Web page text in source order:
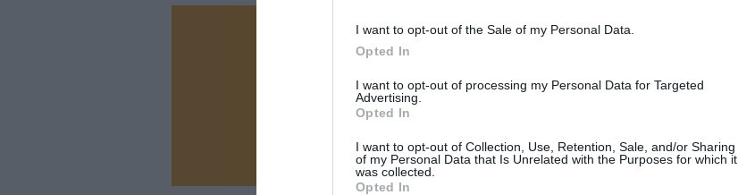
I want to opt-out of the Sale of my Personal Data.
Opted In
I want to opt-out of processing my Personal Data for Targeted
Advertising.
Opted In
I want to opt-out of Collection, Use, Retention, Sale, and/or Sharing
of my Personal Data that Is Unrelated with the Purposes for which it
was collected.
Opted In
Vous avez apprécié l’article ?